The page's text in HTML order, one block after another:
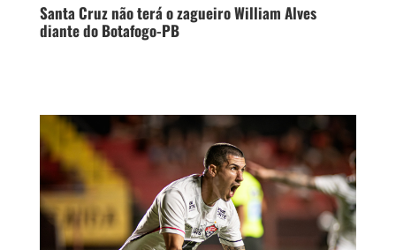
Santa Cruz não terá o zagueiro William Alves
diante do Botafogo-PB